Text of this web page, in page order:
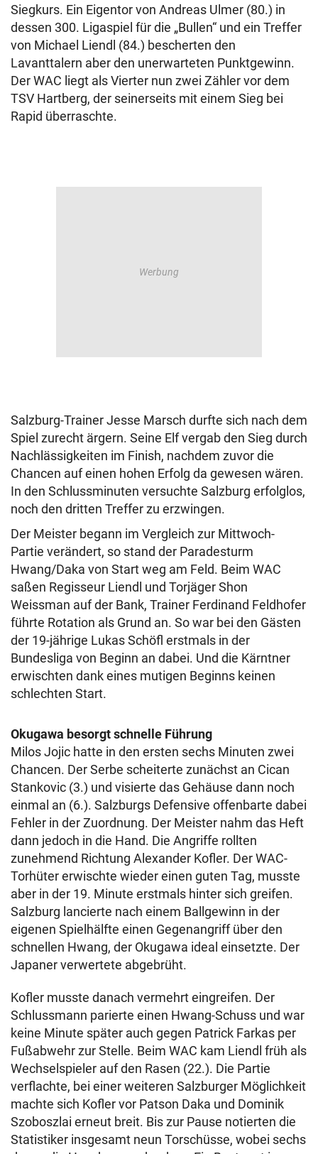
Siegkurs. Ein Eigentor von Andreas Ulmer (80.) in
dessen 300. Ligaspiel für die „Bullen“ und ein Treffer
von Michael Liendl (84.) bescherten den
Lavanttalern aber den unerwarteten Punktgewinn.
Der WAC liegt als Vierter nun zwei Zähler vor dem
TSV Hartberg, der seinerseits mit einem Sieg bei
Rapid überraschte.
Salzburg-Trainer Jesse Marsch durfte sich nach dem
Spiel zurecht ärgern. Seine Elf vergab den Sieg durch
Nachlässigkeiten im Finish, nachdem zuvor die
Chancen auf einen hohen Erfolg da gewesen wären.
In den Schlussminuten versuchte Salzburg erfolglos,
noch den dritten Treffer zu erzwingen.
Der Meister begann im Vergleich zur Mittwoch-
Partie verändert, so stand der Paradesturm
Hwang/Daka von Start weg am Feld. Beim WAC
saßen Regisseur Liendl und Torjäger Shon
Weissman auf der Bank, Trainer Ferdinand Feldhofer
führte Rotation als Grund an. So war bei den Gästen
der 19-jährige Lukas Schöfl erstmals in der
Bundesliga von Beginn an dabei. Und die Kärntner
erwischten dank eines mutigen Beginns keinen
schlechten Start.
Okugawa besorgt schnelle Führung
Milos Jojic hatte in den ersten sechs Minuten zwei
Chancen. Der Serbe scheiterte zunächst an Cican
Stankovic (3.) und visierte das Gehäuse dann noch
einmal an (6.). Salzburgs Defensive offenbarte dabei
Fehler in der Zuordnung. Der Meister nahm das Heft
dann jedoch in die Hand. Die Angriffe rollten
zunehmend Richtung Alexander Kofler. Der WAC-
Torhüter erwischte wieder einen guten Tag, musste
aber in der 19. Minute erstmals hinter sich greifen.
Salzburg lancierte nach einem Ballgewinn in der
eigenen Spielhälfte einen Gegenangriff über den
schnellen Hwang, der Okugawa ideal einsetzte. Der
Japaner verwertete abgebrüht.
Kofler musste danach vermehrt eingreifen. Der
Schlussmann parierte einen Hwang-Schuss und war
keine Minute später auch gegen Patrick Farkas per
Fußabwehr zur Stelle. Beim WAC kam Liendl früh als
Wechselspieler auf den Rasen (22.). Die Partie
verflachte, bei einer weiteren Salzburger Möglichkeit
machte sich Kofler vor Patson Daka und Dominik
Szoboszlai erneut breit. Bis zur Pause notierten die
Statistiker insgesamt neun Torschüsse, wobei sechs